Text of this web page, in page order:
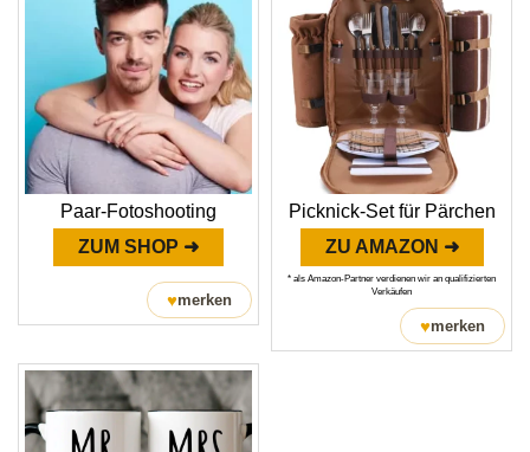
Paar-Fotoshooting
ZUM SHOP ➜
♥merken
Picknick-Set für Pärchen
ZU AMAZON ➜
* als Amazon-Partner verdienen wir an qualifizierten
Verkäufen
♥merken